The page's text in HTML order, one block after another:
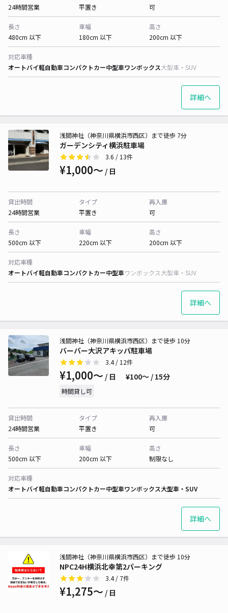
24時間営業
平置き
可
長さ
480cm 以下
車幅
180cm 以下
高さ
200cm 以下
対応車種
オートバイ軽自動車コンパクトカー中型車ワンボックス大型車・SUV
詳細へ
ガーデンシティ横浜駐車場
浅間神社（神奈川県横浜市西区）まで徒歩 7分
3.6 / 13件
¥1,000〜 / 日
貸出時間
24時間営業
タイプ
平置き
再入庫
可
長さ
500cm 以下
車幅
220cm 以下
高さ
200cm 以下
対応車種
オートバイ軽自動車コンパクトカー中型車ワンボックス大型車・SUV
詳細へ
バーバー大沢アキッパ駐車場
浅間神社（神奈川県横浜市西区）まで徒歩 10分
3.4/ 12件
¥1,000〜 / 日 ¥100〜 / 15分
時間貸し可
貸出時間
24時間営業
タイプ
平置き
再入庫
可
長さ
500cm 以下
車幅
200cm 以下
高さ
制限なし
対応車種
オートバイ軽自動車コンパクトカー中型車ワンボックス大型車・SUV
詳細へ
NPC24H横浜北幸第2パーキング
浅間神社（神奈川県横浜市西区）まで徒歩 10分
3.4/ 7件
¥1,275〜 / 日